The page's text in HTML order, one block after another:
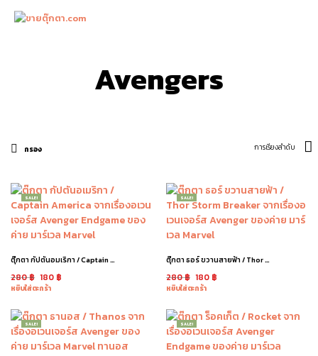
Avengers
กรอง
SALE!
ตุ๊กตา กัปตันอมเริกา / Captain America Avengers
280฿ 180 ฿
หยิบใส่ตะกร้า
SALE!
ตุ๊กตา ธอร์ ขวานสายฟ้า / Thor Storm Breaker
280฿ 180 ฿
หยิบใส่ตะกร้า
SALE! SALE!